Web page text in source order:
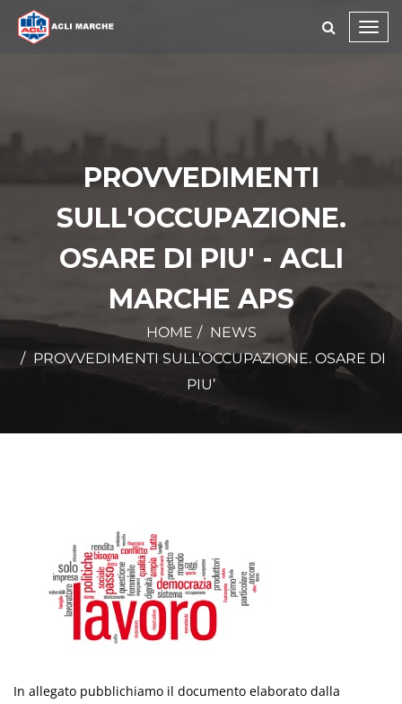
PROVVEDIMENTI
SULL'OCCUPAZIONE.
OSARE DI PIU' - ACLI
MARCHE APS
HOME
NEWS
PROVVEDIMENTI SULL’OCCUPAZIONE. OSARE DI
PIU’
In allegato pubblichiamo il documento elaborato dalla